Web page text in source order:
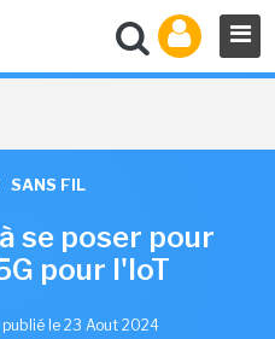
SANS FIL
se poser pour
pour l'IoT
publié le 23 Aout 2024